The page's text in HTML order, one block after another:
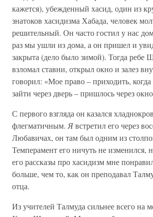
кажется), убежденный хасид, один из
знатоков хасидизма Хабада, человек
решительный. Он часто гостил у нас
раз мы ушли из дома, а он пришел и
закрыта (дело было зимой). Тогда ребе
взломал ставни, открыл окно и залез
говорил: «Мое право – приходить,
зайти через дверь – пришлось через
С первого взгляда он казался
флегматичным. Явстретил его через
Любавичах, он там был одним из
Темперамент его ничуть не изменился,
его рассказы про хасидизм мне
больше, чем то, как он преподавал
отца.
Из учителей Талмуда сильнее всего на